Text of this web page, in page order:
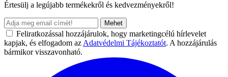
Értesülj a legújabb termékekről és kedvezményekről!
Mehet
Feliratkozással hozzájárulok, hogy marketingcélú hírlevelet
kapjak, és elfogadom az Adatvédelmi Tájékoztatót. A hozzájárulás
bármikor visszavonható.